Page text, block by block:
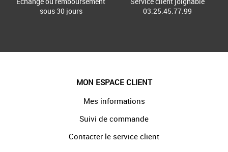
sous 30 jours
03.25.45.77.99
MON ESPACE CLIENT
Mes informations
Suivi de commande
Contacter le service client